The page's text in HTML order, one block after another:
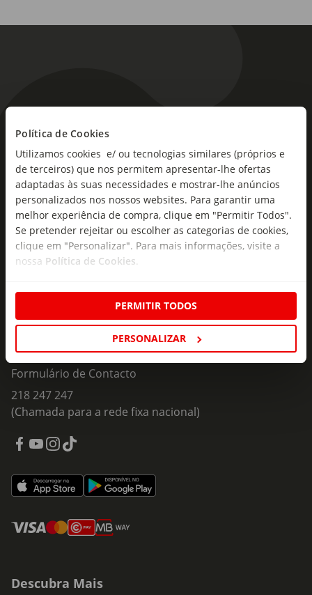
Política de Cookies
Utilizamos cookies e/ ou tecnologias similares (próprios e
de terceiros) que nos permitem apresentar-lhe ofertas
adaptadas às suas necessidades e mostrar-lhe anúncios
personalizados nos nossos websites. Para garantir uma
melhor experiência de compra, clique em "Permitir Todos".
Se pretender rejeitar ou escolher as categorias de cookies,
clique em "Personalizar". Para mais informações, visite a
nossa Política de Cookies.
PERMITIR TODOS
PERSONALIZAR
As novidades mais frescas no
seu e-mail!
Subscreva e descubra campanhas exclusivas,
ofertas e novidades para si.
Insira o seu e-
mail
Subscrever
Fale Connosco
Formulário de Contacto
218 247 247
(Chamada para a rede fixa nacional)
Descubra Mais